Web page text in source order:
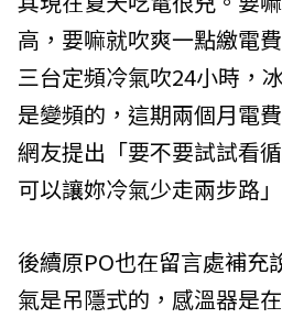
高，要嘛就吹爽一點繳電
三台定頻冷氣吹24小時，
是變頻的，這期兩個月電
網友提出「要不要試試看
可以讓妳冷氣少走兩步路」
後續原PO也在留言處補充
氣是吊隱式的，感溫器是